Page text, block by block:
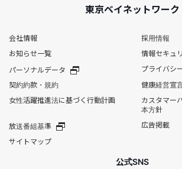
東京ベイネットワーク
会社情報
採用情報
お知らせ一覧
情報セキュ
パーソナルデータ
プライバシ
契約約款・規約
健康経営宣
女性活躍推進法に基づく行動計画
カスタマー
本方針
放送番組基準
広告掲載
サイトマップ
公式SNS